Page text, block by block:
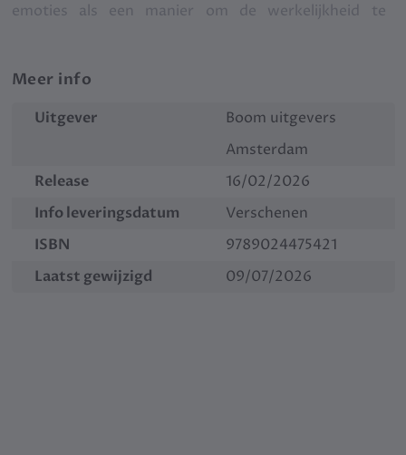
emoties als een manier om de werkelijkheid te
Meer info
Uitgever
Boom uitgevers
Amsterdam
Release
16/02/2026
Info leveringsdatum
Verschenen
ISBN
9789024475421
Laatst gewijzigd
09/07/2026